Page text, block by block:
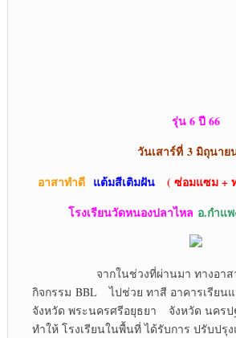
รุ่น 6 ปี 66
วันเสาร์ที่ 3 มิถุนาย
อาสาทำดี แต้มสีเติมฝัน
( ซ่อมแซม +
โรงเรียนวัดหนองปลาไหล อ.กำแ
จากในช่วงที่ผ่านมา ทางอาสาบ้
กิจกรรม BBL ไปช่วย ทาสี อาคารเรียน
จังหวัด พระนครศรีอยุธยา จังหวัด นคร
ทำให้ โรงเรียนในพื้นที่ ได้รับการ ปรับปรุ